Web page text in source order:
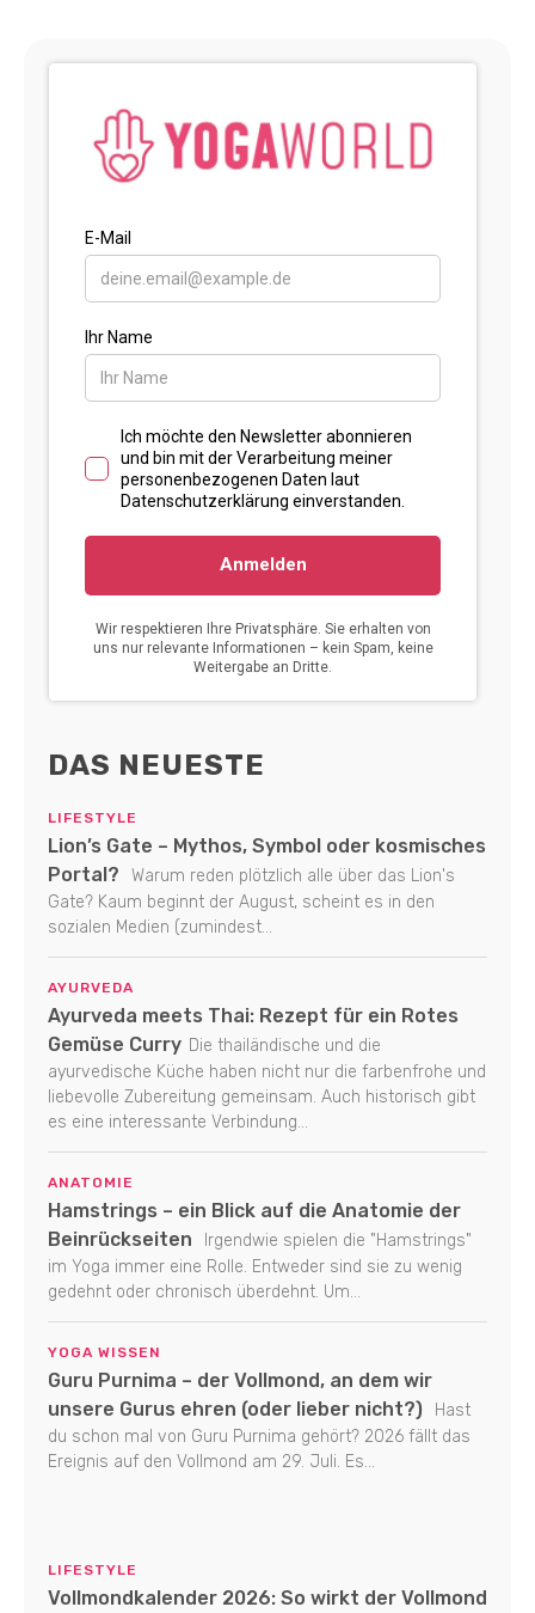
DAS NEUESTE
LIFESTYLE
Lion’s Gate – Mythos, Symbol oder kosmisches
Portal?
Warum reden plötzlich alle über das Lion's
Gate? Kaum beginnt der August, scheint es in den
sozialen Medien (zumindest...
AYURVEDA
Ayurveda meets Thai: Rezept für ein Rotes
Gemüse Curry Die thailändische und die
ayurvedische Küche haben nicht nur die farbenfrohe und
liebevolle Zubereitung gemeinsam. Auch historisch gibt
es eine interessante Verbindung...
ANATOMIE
Hamstrings – ein Blick auf die Anatomie der
Beinrückseiten
Irgendwie spielen die "Hamstrings"
im Yoga immer eine Rolle. Entweder sind sie zu wenig
gedehnt oder chronisch überdehnt. Um...
YOGA WISSEN
Guru Purnima – der Vollmond, an dem wir
unsere Gurus ehren (oder lieber nicht?)
Hast
du schon mal von Guru Purnima gehört? 2026 fällt das
Ereignis auf den Vollmond am 29. Juli. Es...
LIFESTYLE
Vollmondkalender 2026: So wirkt der Vollmond